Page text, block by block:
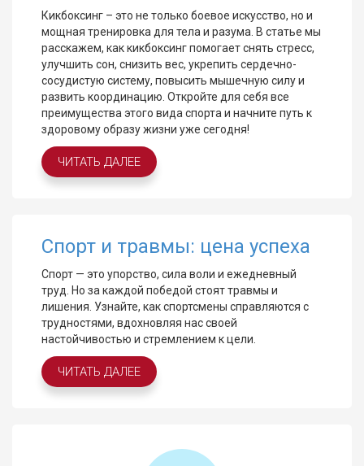
Кикбоксинг – это не только боевое искусство, но и
мощная тренировка для тела и разума. В статье мы
расскажем, как кикбоксинг помогает снять стресс,
улучшить сон, снизить вес, укрепить сердечно-
сосудистую систему, повысить мышечную силу и
развить координацию. Откройте для себя все
преимущества этого вида спорта и начните путь к
здоровому образу жизни уже сегодня!
ЧИТАТЬ ДАЛЕЕ
Спорт и травмы: цена успеха
Спорт — это упорство, сила воли и ежедневный
труд. Но за каждой победой стоят травмы и
лишения. Узнайте, как спортсмены справляются с
трудностями, вдохновляя нас своей
настойчивостью и стремлением к цели.
ЧИТАТЬ ДАЛЕЕ